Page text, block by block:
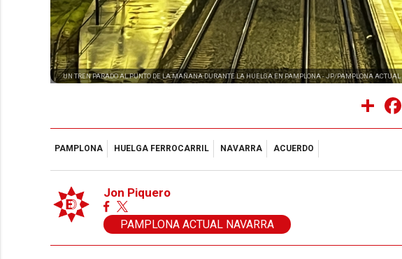
UN TREN PARADO AL PUNTO DE LA MAÑANA DURANTE LA HUELGA EN PAMPLONA -JP/PAMPLONA ACTUAL
Share
PAMPLONA HUELGA FERROCARRIL NAVARRA ACUERDO
Jon Piquero
PAMPLONA ACTUAL NAVARRA